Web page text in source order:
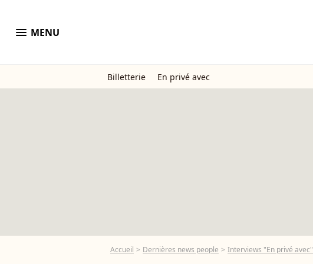
menu MENU
Billetterie En privé avec
Accueil Dernières news people Interviews "En privé avec"